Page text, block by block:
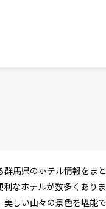
馬県のホテル情報をま
なホテルが数多くあり
しい山々の景色を堪能